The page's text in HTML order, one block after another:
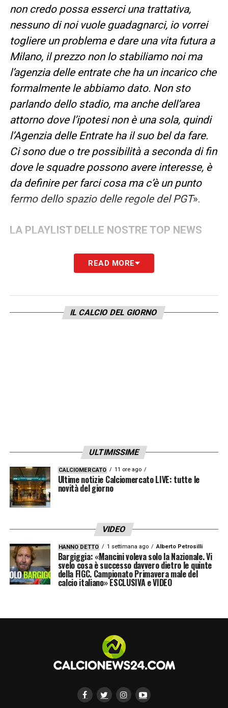
non credo possa esserci una trattativa,
nessuno di noi vuole guadagnarci, io vorrei
togliere un problema e dare una vita futura a
Milano, il prezzo non lo stabiliamo noi ma
l’agenzia delle entrate che ha un incarico che
formalmente le abbiamo dato. Non sto
parlando dello stadio, ma anche dell’area
attorno dove l’ipotesi non è una sola, quindi
l’Agenzia delle Entrate ha il suo bel da fare.
Ci sono due o tre possibilità a seconda di fin
dove le squadre possono avere interesse, è
da definire per farci cosa ma c’è un punto
fermo dello spazio delle regole del PGT».
LA PLAYLIST DELLE NOSTRE TOP NEWS
READ MORE
IL CALCIO DEL GIORNO
ULTIMISSIME
CALCIOMERCATO 11 ore ago
Ultime notizie Calciomercato LIVE: tutte le
novità del giorno
VIDEO
HANNO DETTO 1 settimana ago Alberto Petrosilli
Bargiggia: «Mancini voleva solo la Nazionale. Vi
svelo cosa è successo davvero dietro le quinte
della FIGC. Campionato Primavera male del
calcio italiano» ESCLUSIVA e VIDEO